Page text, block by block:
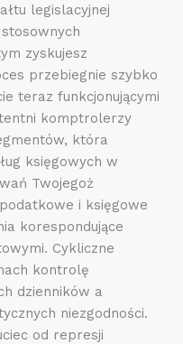
legislacyjnej
zyskujesz
przebiegnie szybko
teraz funkcjonującymi
komptrolerzy
która
księgowych w
Twojegoż
i księgowe
korespondujące
Cykliczne
kontrolę
dzienników a
niezgodności.
od represji